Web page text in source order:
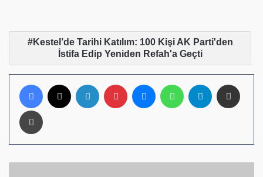
Kestel’de Tarihi Katılım: 100 Kişi AK Parti'den
İstifa Edip Yeniden Refah'a Geçti
Facebook LinkedIn PinterestMessengerWhatsAppTelegram
Yazdır